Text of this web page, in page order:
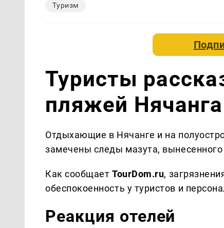
Туризм
Туристы
пляжей
Отдыхающие в Нячанге и на
замечены следы мазута,
Как сообщаетTourDom.ru,
обеспокоенность у туристов и
Реакция отелей